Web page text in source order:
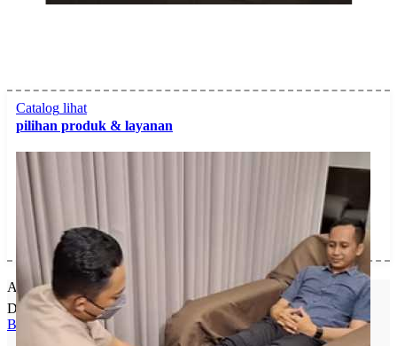
Catalog lihat
pilihan produk & layanan
About
De Wave Family Message
Baca